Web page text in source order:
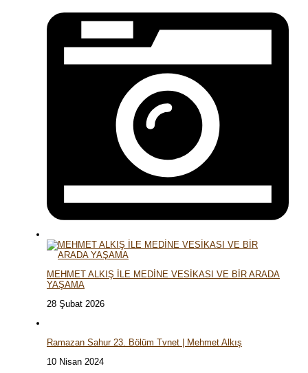
MEHMET ALKIŞ İLE MEDİNE VESİKASI VE BİR ARADA
YAŞAMA
28 Şubat 2026
Ramazan Sahur 23. Bölüm Tvnet | Mehmet Alkış
10 Nisan 2024